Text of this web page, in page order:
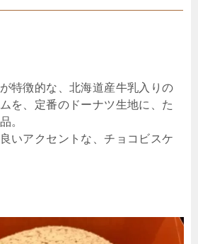
特徴的な、北海道産牛乳入りの
を、定番のドーナツ生地に、た
。
いアクセントな、チョコビスケ